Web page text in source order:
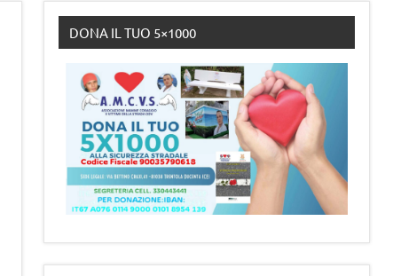
DONA IL TUO 5×1000